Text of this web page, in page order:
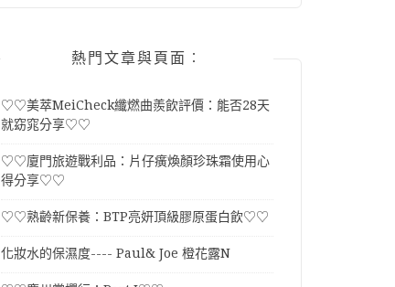
熱門文章與頁面︰
♡♡美萃MeiCheck纖燃曲羨飲評價：能否28天
就窈窕分享♡♡
♡♡廈門旅遊戰利品：片仔癀煥顏珍珠霜使用心
得分享♡♡
♡♡熟齡新保養：BTP亮妍頂級膠原蛋白飲♡♡
化妝水的保濕度---- Paul& Joe 橙花露N